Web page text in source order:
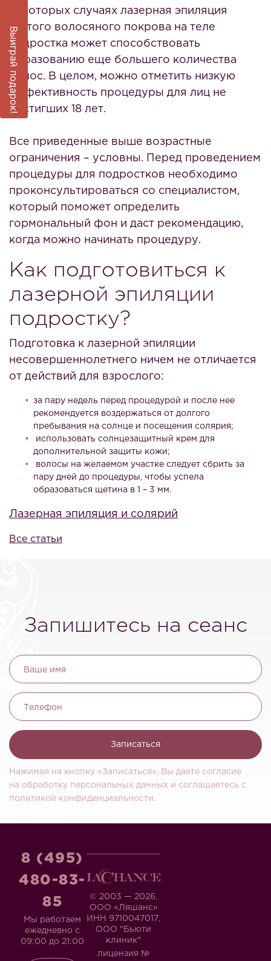
некоторых случаях лазерная эпиляция
густого волосяного покрова на теле
подростка может способствовать
образованию еще большего количества
волос. В целом, можно отметить низкую
эффективность процедуры для лиц не
достигших 18 лет.
Все приведенные выше возрастные
ограничения – условны. Перед проведением
процедуры для подростков необходимо
проконсультироваться со специалистом,
который поможет определить
гормональный фон и даст рекомендацию,
когда можно начинать процедуру.
Как подготовиться к
лазерной эпиляции
подростку?
Подготовка к лазерной эпиляции
несовершеннолетнего ничем не отличается
от действий для взрослого:
за пару недель перед процедурой и после нее
рекомендуется воздержаться от долгого
пребывания на солнце и посещения солярия;
использовать солнцезащитный крем для
дополнительной защиты кожи;
волосы на желаемом участке следует сбрить за
пару дней до процедуры, чтобы успела
образоваться щетина в 1 – 3 мм.
Лазерная эпиляция и солярий
Все статьи
Запишитесь на сеанс
Ваше имя
Телефон
Записаться
Нажимая на кнопку «Записаться», Вы даете согласие
на обработку персональных данных и соглашаетесь c
политикой конфиденциальности.
© 2003 — 2026,
ООО «Ляшанс»
ИНН 9710047017,
ООО "Бьюти
клиник"
лицензия №
8 (495)
480-83-
85
Мы работаем
ежедневно с
09:00 до 21:00
Выиграй подарок!